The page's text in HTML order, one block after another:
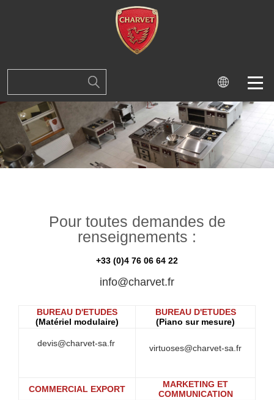
Pour toutes demandes de
renseignements :
+33 (0)4 76 06 64 22
info@charvet.fr
BUREAU D'ETUDES
(Matériel modulaire)
BUREAU D'ETUDES
(Piano sur mesure)
devis@charvet-sa.fr virtuoses@charvet-sa.fr
COMMERCIAL EXPORT
MARKETING ET
COMMUNICATION